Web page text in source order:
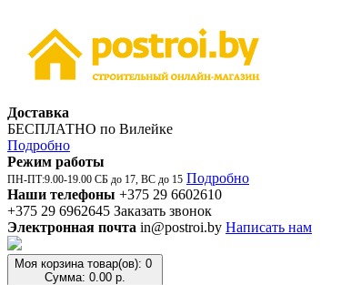
Доставка
БЕСПЛАТНО по Вилейке
Подробно
Режим работы
ПН-ПТ:9.00-19.00 СБ до 17, ВС до 15 Подробно
Наши телефоны +375 29 6602610
+375 29 6962645 Заказать звонок
Электронная почта in@postroi.by Написать нам
Моя корзина товар(ов): 0
Сумма: 0.00 р.